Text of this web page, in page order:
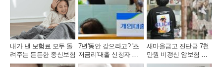
내가 낸 보험료 모두 돌
려주는 든든한 종신보험
7년'동안 갚으라고? '초
저금리'대출 신청자 몰
렸다.
새마을금고 진단금 7천
만원 비갱신 암보험 출
시